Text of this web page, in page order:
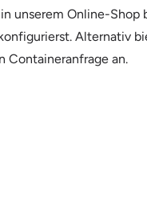
unserem Online-Shop
Alternativ
Containeranfrage an.